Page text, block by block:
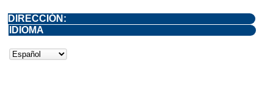
DIRECCIÓN:
IDIOMA